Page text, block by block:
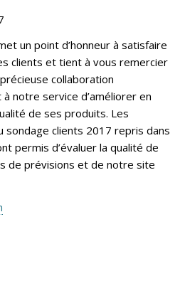
un point d’honneur à satisfaire
clients et tient à vous remercier
collaboration
notre service d’améliorer en
de ses produits. Les
sondage clients 2017 repris dans
permis d’évaluer la qualité de
de prévisions et de notre site